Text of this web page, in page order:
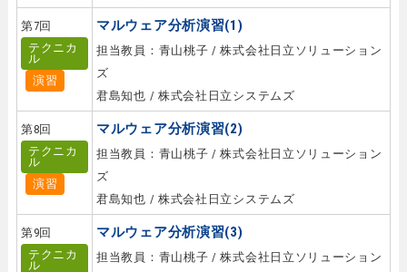
第7回
テクニカ
ル
演習
マルウェア分析演習(1)
担当教員：青山桃子 / 株式会社日立ソリューション
ズ
君島知也 / 株式会社日立システムズ
第8回
テクニカ
ル
演習
マルウェア分析演習(2)
担当教員：青山桃子 / 株式会社日立ソリューション
ズ
君島知也 / 株式会社日立システムズ
第9回
テクニカ
ル
マルウェア分析演習(3)
担当教員：青山桃子 / 株式会社日立ソリューション